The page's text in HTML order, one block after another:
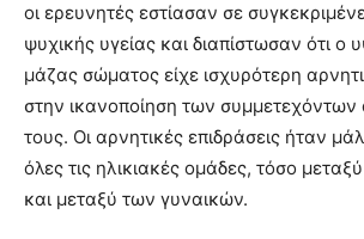
οι ερευνητές εστίασαν σε
ψυχικής υγείας και διαπίστωσαν ότι ο
μάζας σώματος είχε ισχυρότερη
στην ικανοποίηση των συμμετεχόντων
τους. Οι αρνητικές επιδράσεις ήταν
όλες τις ηλικιακές ομάδες, τόσο
και μεταξύ των γυναικών.